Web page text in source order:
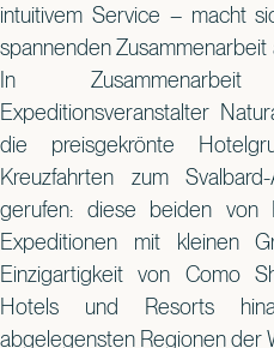
intuitivem Service – macht
spannenden Zusammenarbeit
In
Expeditionsveranstalter
die preisgekrönte
Kreuzfahrten zum
gerufen: diese beiden von
Expeditionen mit kleinen
Einzigartigkeit von Como
Hotels und Resorts
abgelegensten Regionen der